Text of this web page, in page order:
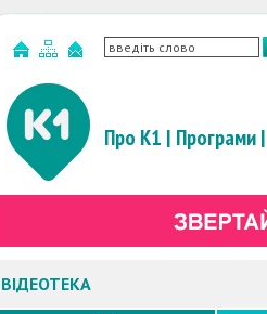
Про К1 | Програми|
ВІДЕОТЕКА